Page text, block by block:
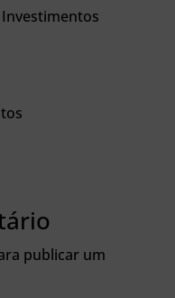
publicar um